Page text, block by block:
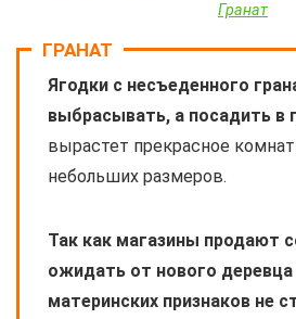
Гранат
ГРАНАТ
Ягодки с несъеденного
выбрасывать, а посадить в
вырастет прекрасное
небольших размеров.
Так как магазины продают
ожидать от нового деревца
материнских признаков не